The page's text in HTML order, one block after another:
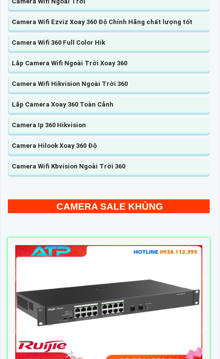
Camera Wifi Ezviz Xoay 360 Độ Chính Hãng chất lượng tốt
Camera Wifi 360 Full Color Hik
Lắp Camera Wifi Ngoài Trời Xoay 360
Camera Wifi Hikvision Ngoài Trời 360
Lắp Camera Xoay 360 Toàn Cảnh
Camera Ip 360 Hikvision
Camera Hilook Xoay 360 Độ
Camera Wifi Kbvision Ngoài Trời 360
CAMERA SALE KHỦNG